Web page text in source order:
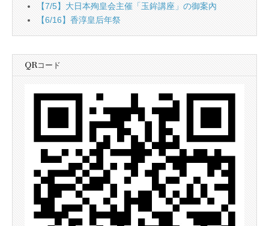
【7/5】大日本殉皇会主催「玉鉾講座」の御案內
【6/16】香淳皇后年祭
QRコード